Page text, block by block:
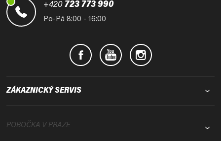
+420 723 773 990
Po-Pá 8:00 - 16:00
ZÁKAZNICKÝ SERVIS
POBOČKA V PRAZE